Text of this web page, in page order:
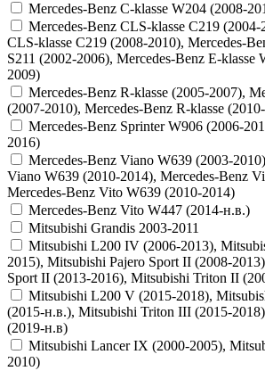
Mercedes-Benz C-klasse W204 (2008-
Mercedes-Benz CLS-klasse C219
CLS-klasse C219 (2008-2010), Mercedes-
S211 (2002-2006), Mercedes-Benz E-klasse
2009)
Mercedes-Benz R-klasse (2005-2007),
(2007-2010), Mercedes-Benz R-klasse
Mercedes-Benz Sprinter W906 (2006-
2016)
Mercedes-Benz Viano W639 (2003-
Viano W639 (2010-2014), Mercedes-Benz
Mercedes-Benz Vito W639 (2010-2014)
Mercedes-Benz Vito W447 (2014-н.в.)
Mitsubishi Grandis 2003-2011
Mitsubishi L200 IV (2006-2013),
2015), Mitsubishi Pajero Sport II (2008-
Sport II (2013-2016), Mitsubishi Triton II
Mitsubishi L200 V (2015-2018),
(2015-н.в.), Mitsubishi Triton III (2015-
(2019-н.в)
Mitsubishi Lancer IX (2000-2005),
2010)